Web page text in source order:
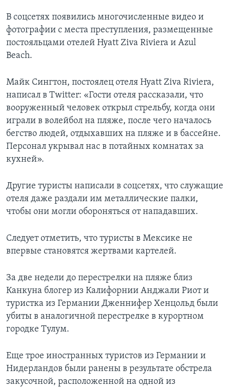
В соцсетях появились многочисленные видео и
фотографии с места преступления, размещенные
постояльцами отелей Hyatt Ziva Riviera и Azul
Beach.
Майк Сингтон, постоялец отеля Hyatt Ziva Riviera,
написал в Twitter: «Гости отеля рассказали, что
вооруженный человек открыл стрельбу, когда они
играли в волейбол на пляже, после чего началось
бегство людей, отдыхавших на пляже и в бассейне.
Персонал укрывал нас в потайных комнатах за
кухней».
Другие туристы написали в соцсетях, что служащие
отеля даже раздали им металлические палки,
чтобы они могли обороняться от нападавших.
Следует отметить, что туристы в Мексике не
впервые становятся жертвами картелей.
За две недели до перестрелки на пляже близ
Канкуна блогер из Калифорнии Анджали Риот и
туристка из Германии Дженнифер Хенцольд были
убиты в аналогичной перестрелке в курортном
городке Тулум.
Еще трое иностранных туристов из Германии и
Нидерландов были ранены в результате обстрела
закусочной, расположенной на одной из